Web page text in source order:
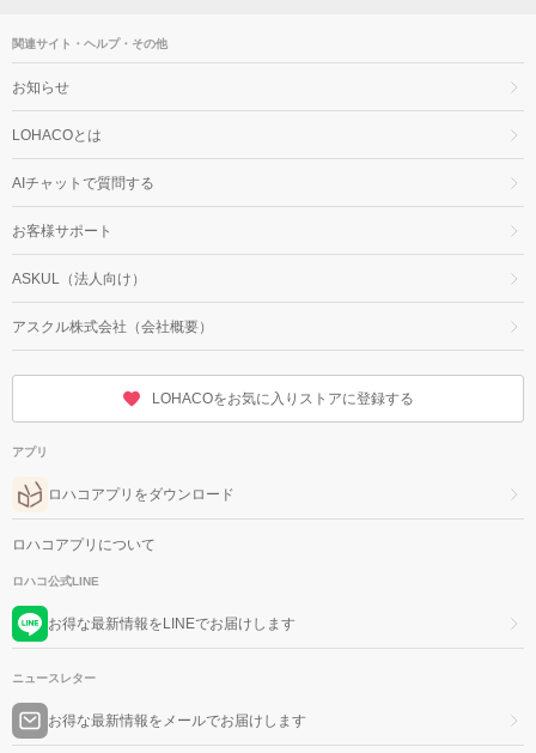
関連サイト・ヘルプ・その他
お知らせ
LOHACOとは
AIチャットで質問する
お客様サポート
ASKUL（法人向け）
アスクル株式会社（会社概要）
LOHACOをお気に入りストアに登録する
アプリ
ロハコアプリをダウンロード
ロハコアプリについて
ロハコ公式LINE
お得な最新情報をLINEでお届けします
ニュースレター
お得な最新情報をメールでお届けします